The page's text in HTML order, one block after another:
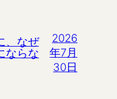
、なぜ
ならな
2026
年7月
30日